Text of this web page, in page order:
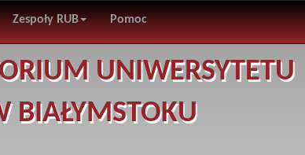
Zespoły RUB Pomoc
UNIWERSYTETU
BIAŁYMSTOKU